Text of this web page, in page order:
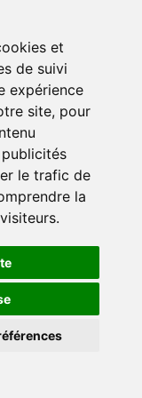
et
de suivi
expérience
site, pour
le trafic de
la